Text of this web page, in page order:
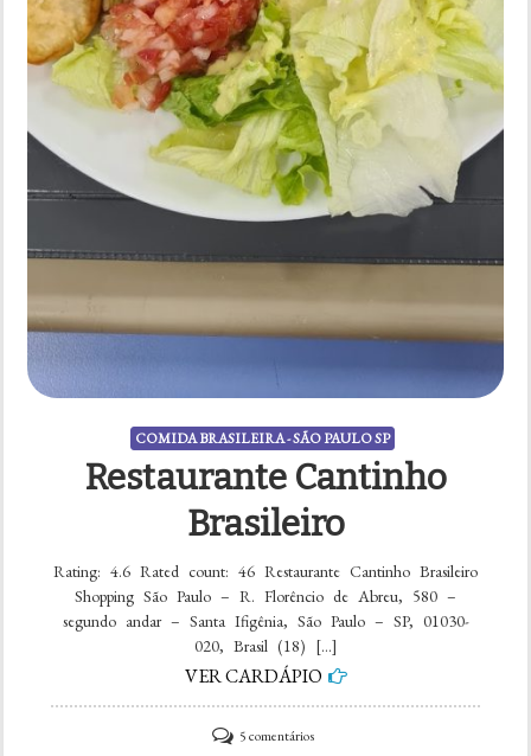
COMIDA BRASILEIRA - SÃO PAULO SP
Restaurante Cantinho
Brasileiro
Rating: 4.6 Rated count: 46 Restaurante Cantinho Brasileiro
Shopping São Paulo – R. Florêncio de Abreu, 580 –
segundo andar – Santa Ifigênia, São Paulo – SP, 01030-
020, Brasil (18) […]
VER CARDÁPIO
5 comentáriosem